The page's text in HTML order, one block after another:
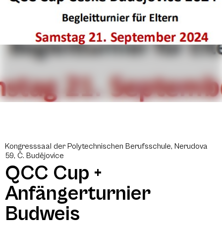
Kongresssaal der Polytechnischen Berufsschule, Nerudova
59, Č. Budějovice
QCC Cup +
Anfängerturnier
Budweis